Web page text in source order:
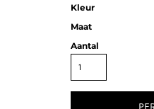
Kleur
Maat
Aantal